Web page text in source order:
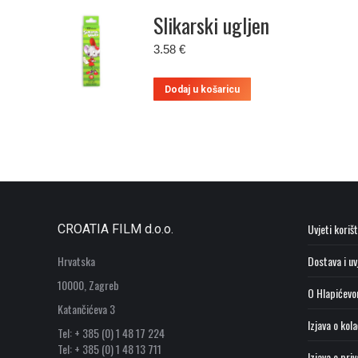
Slikarski ugljen
3.58 €
Dodaj u košaricu
CROATIA FILM d.o.o.
Hrvatska
10000, Zagreb
Katančićeva 3
Tel: + 385 (0) 1 48 17 224
Tel: + 385 (0) 1 48 13 711
Uvjeti
Dostava i
O
Izjava o